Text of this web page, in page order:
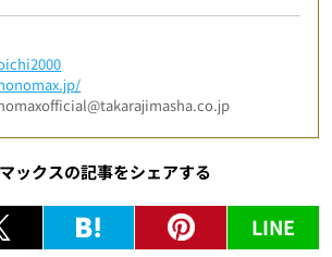
ックスの記事をシェアする
LINE